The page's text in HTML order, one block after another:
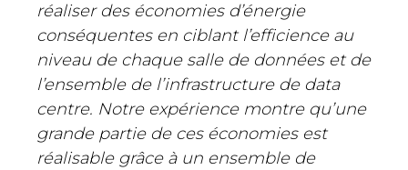
réaliser des économies d’énergie
conséquentes en ciblant l’efficience au
niveau de chaque salle de données et de
l’ensemble de l’infrastructure de data
centre. Notre expérience montre qu’une
grande partie de ces économies est
réalisable grâce à un ensemble de